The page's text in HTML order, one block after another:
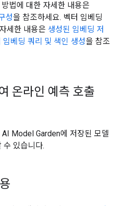
법에 대한 자세한 내용은
성을 참조하세요. 벡터 임베딩
세한 내용은 생성된 임베딩 저
임베딩 쿼리 및 색인 생성을 참조
온라인 예측 호출
Model Garden에 저장된 모델
수 있습니다.